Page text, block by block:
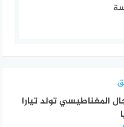
المغناطيسي تولد تيارا